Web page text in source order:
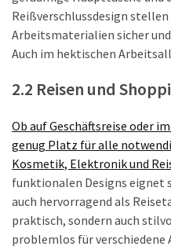
Reißverschlussdesign stellen
Arbeitsmaterialien sicher
Auch im hektischen
2.2 Reisen und
Ob auf Geschäftsreise oder
genug Platz für alle
Kosmetik, Elektronik und
funktionalen Designs eignet
auch hervorragend als
praktisch, sondern auch
problemlos für